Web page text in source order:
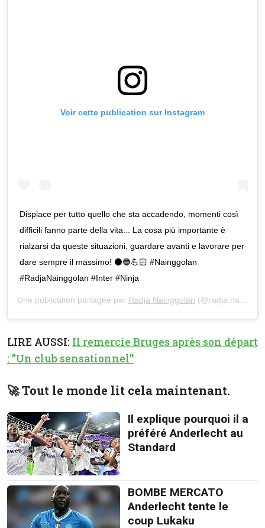
Voir cette publication sur Instagram
Dispiace per tutto quello che sta accadendo, momenti così
difficili fanno parte della vita... La cosa più importante è
rialzarsi da queste situazioni, guardare avanti e lavorare per
dare sempre il massimo! ⚫🔵💪🏻 #Nainggolan
#RadjaNainggolan #Inter #Ninja
Une publication partagée par Radja Nainggolan (@radja.nainggolan) le
LIRE AUSSI: Il remercie Bruges après son départ
: "Un club sensationnel"
🚀 Tout le monde lit cela maintenant.
Il explique pourquoi il a
préféré Anderlecht au
Standard
BOMBE MERCATO
Anderlecht tente le
coup Lukaku